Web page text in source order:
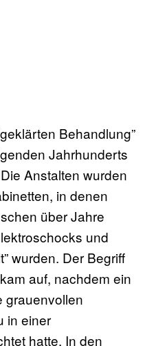
Behandlung”
Jahrhunderts
Anstalten wurden
in denen
über Jahre
und
wurden. Der Begriff
auf, nachdem ein
grauenvollen
in einer
hatte. In den